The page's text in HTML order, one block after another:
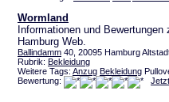
Wormland
Informationen und
Hamburg Web.
Ballindamm 40, 20095 Hamburg
Rubrik: Bekleidung
Weitere Tags: Anzug Bekleidung
Bewertung: